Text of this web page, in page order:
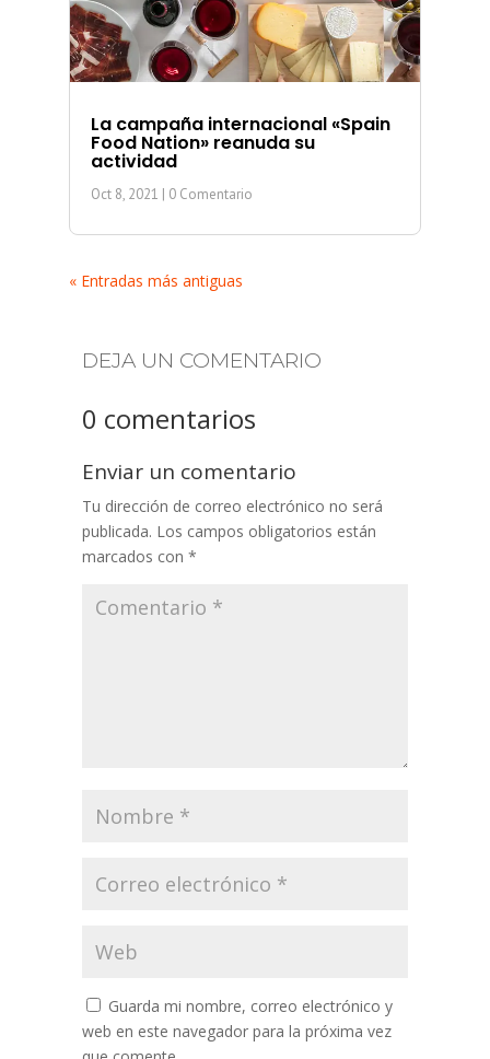
La campaña internacional «Spain
Food Nation» reanuda su
actividad
Oct 8, 2021 | 0 Comentario
« Entradas más antiguas
DEJA UN COMENTARIO
0 comentarios
Enviar un comentario
Tu dirección de correo electrónico no será
publicada. Los campos obligatorios están
marcados con *
Guarda mi nombre, correo electrónico y
web en este navegador para la próxima vez